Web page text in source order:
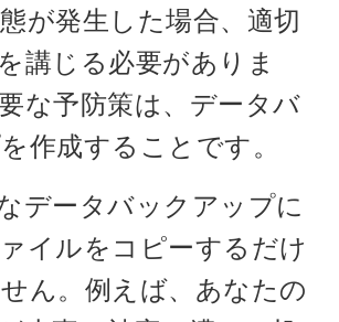
が発生した場合、適切
講じる必要がありま
な予防策は、データバ
作成することです。
データバックアップに
イルをコピーするだけ
ん。例えば、あなたの